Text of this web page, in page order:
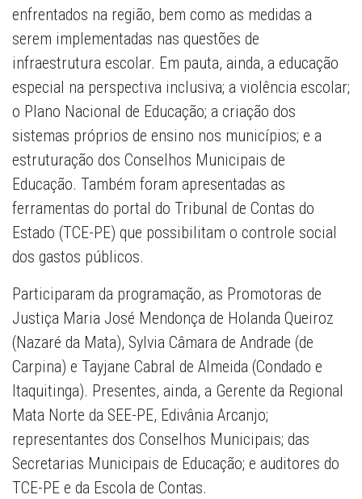
enfrentados na região, bem como as medidas a
serem implementadas nas questões de
infraestrutura escolar. Em pauta, ainda, a educação
especial na perspectiva inclusiva; a violência escolar;
o Plano Nacional de Educação; a criação dos
sistemas próprios de ensino nos municípios; e a
estruturação dos Conselhos Municipais de
Educação. Também foram apresentadas as
ferramentas do portal do Tribunal de Contas do
Estado (TCE-PE) que possibilitam o controle social
dos gastos públicos.
Participaram da programação, as Promotoras de
Justiça Maria José Mendonça de Holanda Queiroz
(Nazaré da Mata), Sylvia Câmara de Andrade (de
Carpina) e Tayjane Cabral de Almeida (Condado e
Itaquitinga). Presentes, ainda, a Gerente da Regional
Mata Norte da SEE-PE, Edivânia Arcanjo;
representantes dos Conselhos Municipais; das
Secretarias Municipais de Educação; e auditores do
TCE-PE e da Escola de Contas.